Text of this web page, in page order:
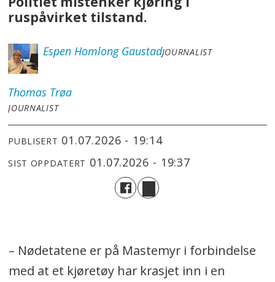
ruspåvirket tilstand.
Espen Homlong GaustadJOURNALIST
Thomas Trøa
JOURNALIST
PUBLISERT 01.07.2026 - 19:14
SIST OPPDATERT 01.07.2026 - 19:37
– Nødetatene er på Mastemyr i forbindelse
med at et kjøretøy har krasjet inn i en